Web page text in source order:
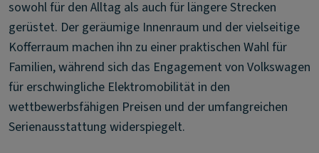
sowohl für den Alltag als auch für längere Strecken
gerüstet. Der geräumige Innenraum und der vielseitige
Kofferraum machen ihn zu einer praktischen Wahl für
Familien, während sich das Engagement von Volkswagen
für erschwingliche Elektromobilität in den
wettbewerbsfähigen Preisen und der umfangreichen
Serienausstattung widerspiegelt.